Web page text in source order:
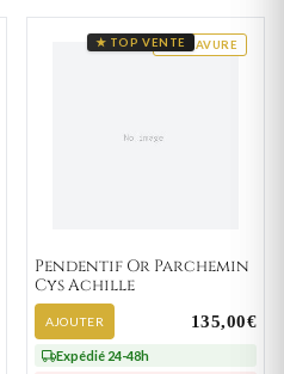
GRAVURE
★ TOP VENTE
Pendentif Or Parchemin
Cys Achille
AJOUTER 135,00€
Expédié 24-48h